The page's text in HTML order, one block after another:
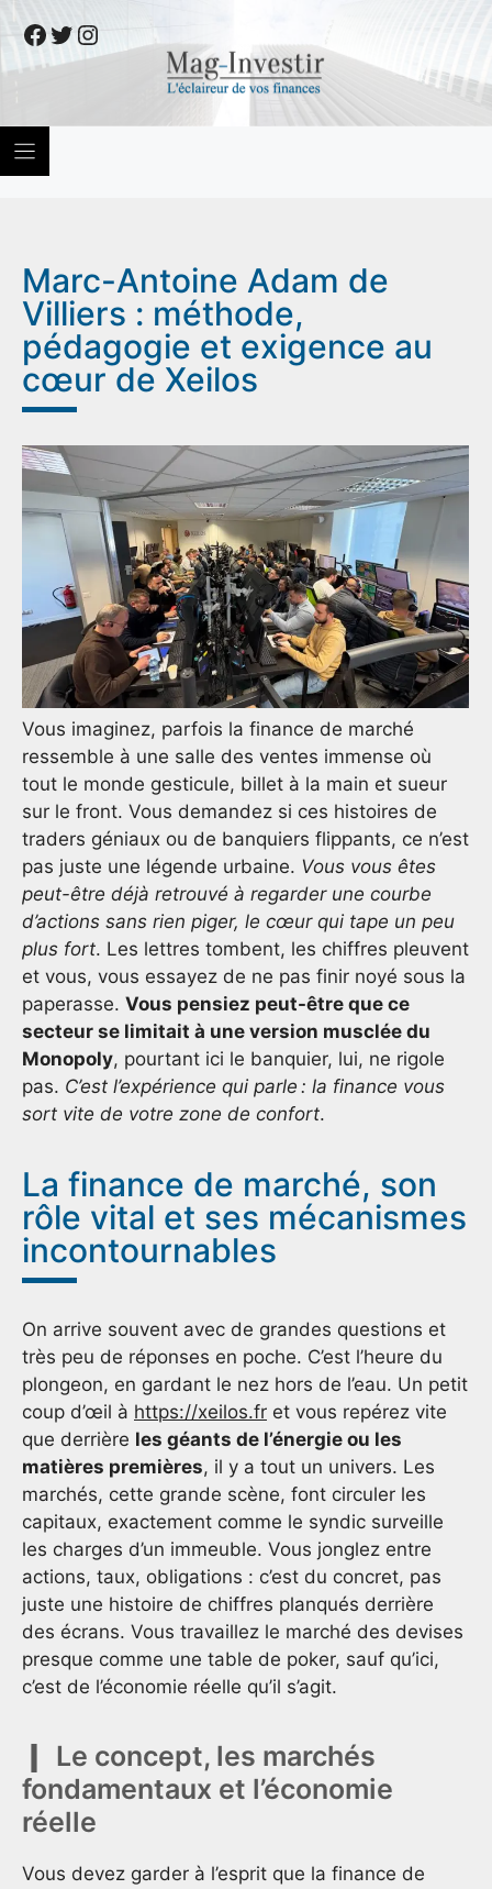
to
content
Facebook
Twitter
Instagram
Marc-Antoine Adam de
Villiers : méthode,
pédagogie et exigence au
cœur de Xeilos
Vous imaginez, parfois la finance de marché
ressemble à une salle des ventes immense où
tout le monde gesticule, billet à la main et sueur
sur le front. Vous demandez si ces histoires de
traders géniaux ou de banquiers flippants, ce n’est
pas juste une légende urbaine. Vous vous êtes
peut-être déjà retrouvé à regarder une courbe
d’actions sans rien piger, le cœur qui tape un peu
plus fort. Les lettres tombent, les chiffres pleuvent
et vous, vous essayez de ne pas finir noyé sous la
paperasse. Vous pensiez peut-être que ce
secteur se limitait à une version musclée du
Monopoly, pourtant ici le banquier, lui, ne rigole
pas. C’est l’expérience qui parle : la finance vous
sort vite de votre zone de confort.
La finance de marché, son
rôle vital et ses mécanismes
incontournables
On arrive souvent avec de grandes questions et
très peu de réponses en poche. C’est l’heure du
plongeon, en gardant le nez hors de l’eau. Un petit
coup d’œil à https://xeilos.fr et vous repérez vite
que derrière les géants de l’énergie ou les
matières premières, il y a tout un univers. Les
marchés, cette grande scène, font circuler les
capitaux, exactement comme le syndic surveille
les charges d’un immeuble. Vous jonglez entre
actions, taux, obligations : c’est du concret, pas
juste une histoire de chiffres planqués derrière
des écrans. Vous travaillez le marché des devises
presque comme une table de poker, sauf qu’ici,
c’est de l’économie réelle qu’il s’agit.
Le concept, les marchés
fondamentaux et l’économie
réelle
Vous devez garder à l’esprit que la finance de